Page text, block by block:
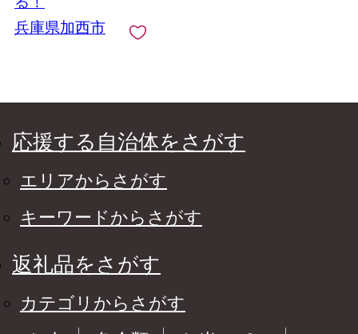
兵庫県加西市
応援する自治体をさがす
エリアからさがす
キーワードからさがす
返礼品をさがす
カテゴリからさがす